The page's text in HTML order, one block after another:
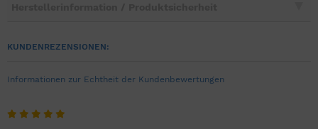
KUNDENREZENSIONEN:
Informationen zur Echtheit der Kundenbewertungen